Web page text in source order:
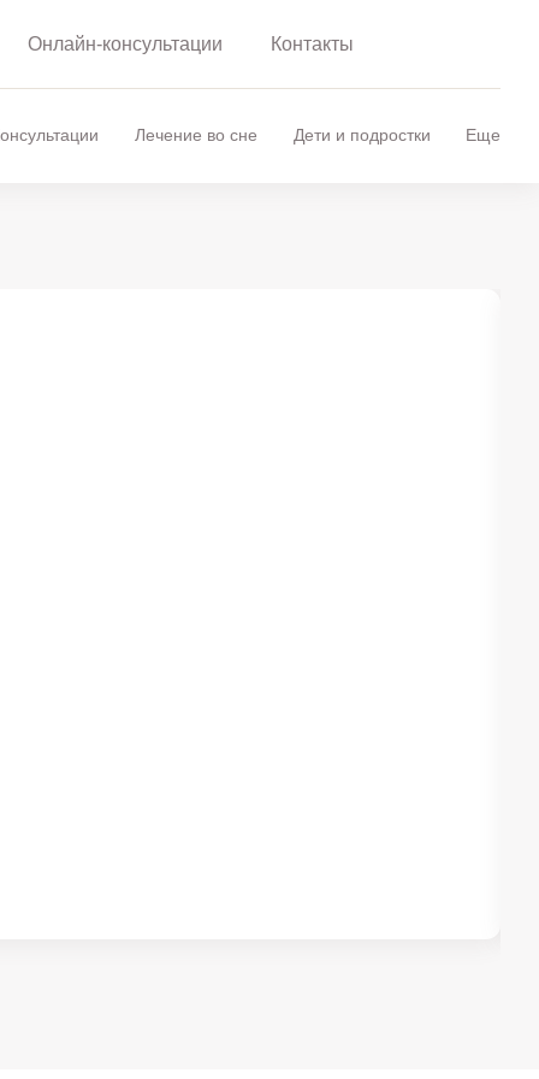
Онлайн-консультации Контакты
Лечение во сне Дети и подростки Еще